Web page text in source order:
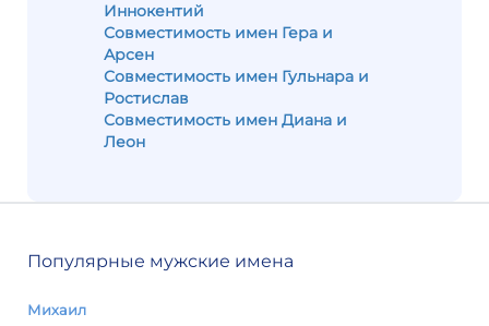
Иннокентий
Совместимость имен Гера и
Арсен
Совместимость имен Гульнара и
Ростислав
Совместимость имен Диана и
Леон
Популярные мужские имена
Михаил